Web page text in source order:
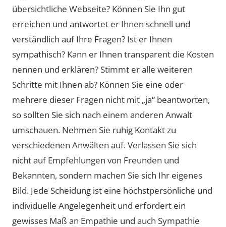
übersichtliche Webseite? Können Sie Ihn gut
erreichen und antwortet er Ihnen schnell und
verständlich auf Ihre Fragen? Ist er Ihnen
sympathisch? Kann er Ihnen transparent die Kosten
nennen und erklären? Stimmt er alle weiteren
Schritte mit Ihnen ab? Können Sie eine oder
mehrere dieser Fragen nicht mit „ja“ beantworten,
so sollten Sie sich nach einem anderen Anwalt
umschauen. Nehmen Sie ruhig Kontakt zu
verschiedenen Anwälten auf. Verlassen Sie sich
nicht auf Empfehlungen von Freunden und
Bekannten, sondern machen Sie sich Ihr eigenes
Bild. Jede Scheidung ist eine höchstpersönliche und
individuelle Angelegenheit und erfordert ein
gewisses Maß an Empathie und auch Sympathie